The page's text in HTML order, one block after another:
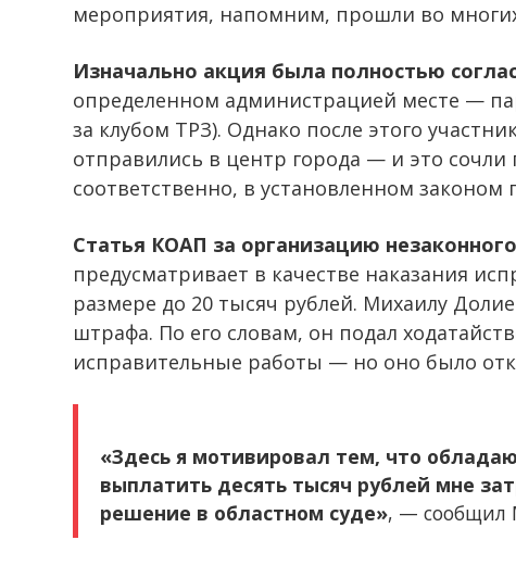
мероприятия, напомним, прошли во
Изначально акция была полностью
определенном администрацией месте —
за клубом ТРЗ). Однако после этого
отправились в центр города — и это
соответственно, в установленном законом
Статья КОАП за организацию
предусматривает в качестве наказания
размере до 20 тысяч рублей. Михаилу
штрафа. По его словам, он подал
исправительные работы — но оно было
«Здесь я мотивировал тем, что
выплатить десять тысяч рублей мне
решение в областном суде», — сообщил